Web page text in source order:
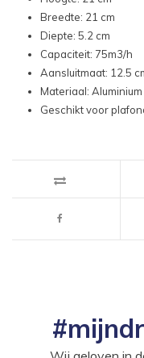
Breedte: 21 cm
Diepte: 5.2 cm
Capaciteit: 75m3/h
Aansluitmaat: 12.5
Materiaal: Aluminium
Geschikt voor